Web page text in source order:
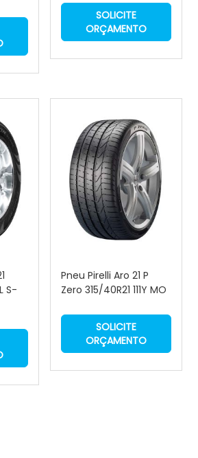
SOLICITE
ORÇAMENTO
S-
Pneu Pirelli Aro 21 P
Zero 315/40R21 111Y MO
SOLICITE
ORÇAMENTO